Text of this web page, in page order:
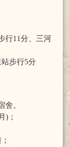
行11分、三河
步行5分
舍。
)；